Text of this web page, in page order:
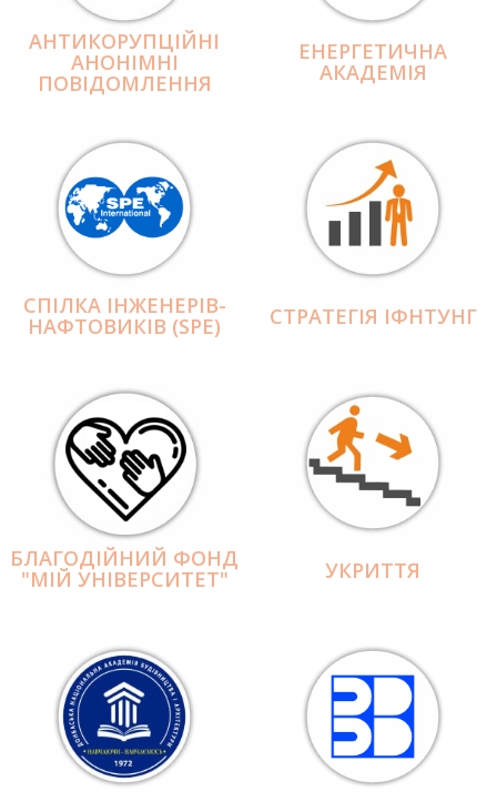
АНТИКОРУПЦІЙНІ
АНОНІМНІ
ПОВІДОМЛЕННЯ
ЕНЕРГЕТИЧНА
АКАДЕМІЯ
СПІЛКА ІНЖЕНЕРІВ-
НАФТОВИКІВ (SPE) СТРАТЕГІЯ ІФНТУНГ
БЛАГОДІЙНИЙ ФОНД
"МІЙ УНІВЕРСИТЕТ" УКРИТТЯ